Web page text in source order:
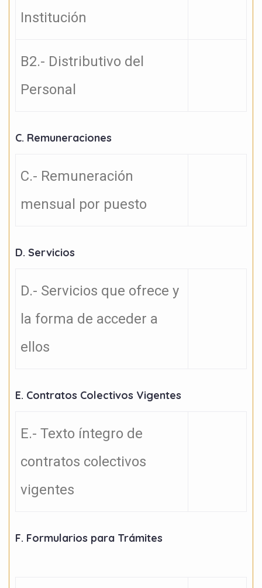
Institución
B2.- Distributivo del
Personal
C. Remuneraciones
C.- Remuneración
mensual por puesto
D. Servicios
D.- Servicios que ofrece y
la forma de acceder a
ellos
E. Contratos Colectivos Vigentes
E.- Texto íntegro de
contratos colectivos
vigentes
F. Formularios para Trámites